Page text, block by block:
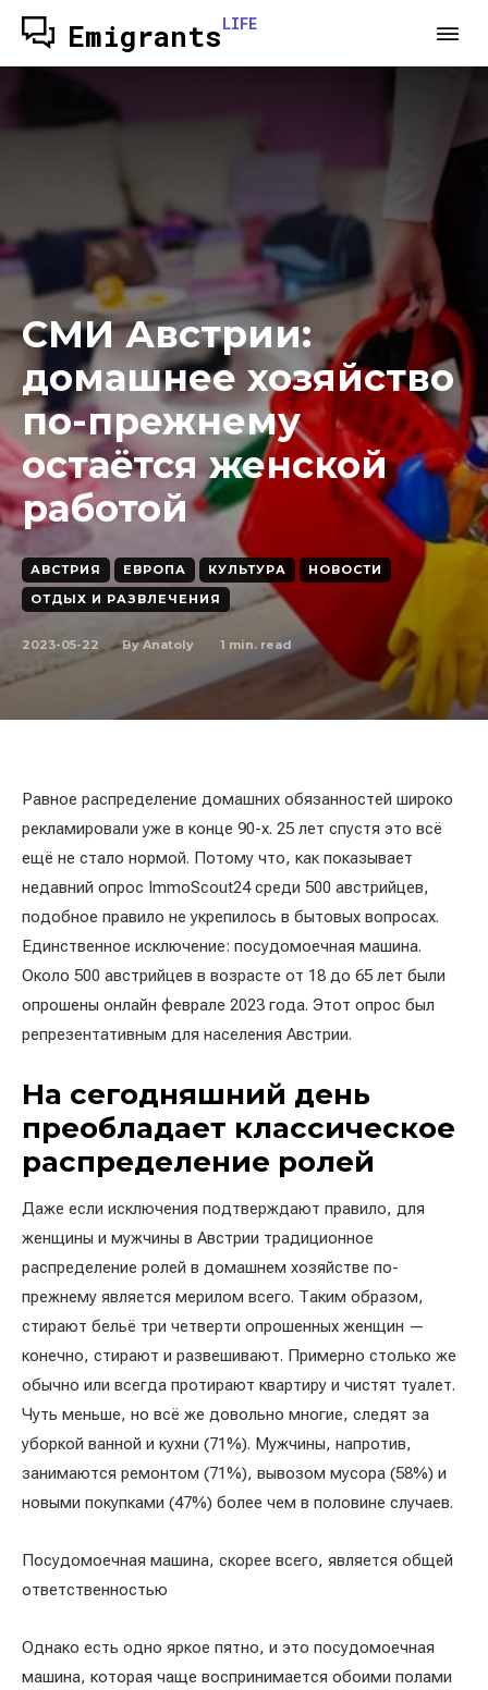
EmigrantsLIFE
СМИ Австрии:
домашнее хозяйство
по-прежнему
остаётся женской
работой
АВСТРИЯ ЕВРОПА КУЛЬТУРА
НОВОСТИ
ОТДЫХ И РАЗВЛЕЧЕНИЯ
2023-05-22 By Anatoly 1 min. read
Равное распределение домашних обязанностей широко
рекламировали уже в конце 90-х. 25 лет спустя это всё
ещё не стало нормой. Потому что, как показывает
недавний опрос ImmoScout24 среди 500 австрийцев,
подобное правило не укрепилось в бытовых вопросах.
Единственное исключение: посудомоечная машина.
Около 500 австрийцев в возрасте от 18 до 65 лет были
опрошены онлайн феврале 2023 года. Этот опрос был
репрезентативным для населения Австрии.
На сегодняшний день
преобладает классическое
распределение ролей
Даже если исключения подтверждают правило, для
женщины и мужчины в Австрии традиционное
распределение ролей в домашнем хозяйстве по-
прежнему является мерилом всего. Таким образом,
стирают бельё три четверти опрошенных женщин —
конечно, стирают и развешивают. Примерно столько же
обычно или всегда протирают квартиру и чистят туалет.
Чуть меньше, но всё же довольно многие, следят за
уборкой ванной и кухни (71%). Мужчины, напротив,
занимаются ремонтом (71%), вывозом мусора (58%) и
новыми покупками (47%) более чем в половине случаев.
Посудомоечная машина, скорее всего, является общей
ответственностью
Однако есть одно яркое пятно, и это посудомоечная
машина, которая чаще воспринимается обоими полами